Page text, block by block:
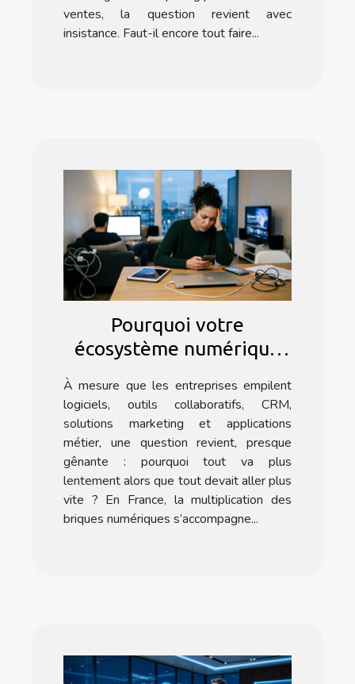
ventes, la question revient avec
insistance. Faut-il encore tout faire...
Pourquoi votre
écosystème numérique
progression
À mesure que les entreprises empilent
logiciels, outils collaboratifs, CRM,
solutions marketing et applications
métier, une question revient, presque
gênante : pourquoi tout va plus
lentement alors que tout devait aller plus
vite ? En France, la multiplication des
briques numériques s’accompagne...